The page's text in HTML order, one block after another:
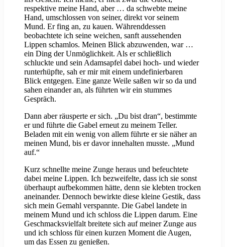
respektive meine Hand, aber … da schwebte meine
Hand, umschlossen von seiner, direkt vor seinem
Mund. Er fing an, zu kauen. Währenddessen
beobachtete ich seine weichen, sanft aussehenden
Lippen schamlos. Meinen Blick abzuwenden, war …
ein Ding der Unmöglichkeit. Als er schließlich
schluckte und sein Adamsapfel dabei hoch- und wieder
runterhüpfte, sah er mir mit einem undefinierbaren
Blick entgegen. Eine ganze Weile saßen wir so da und
sahen einander an, als führten wir ein stummes
Gespräch.
Dann aber räusperte er sich. „Du bist dran“, bestimmte
er und führte die Gabel erneut zu meinem Teller.
Beladen mit ein wenig von allem führte er sie näher an
meinen Mund, bis er davor innehalten musste. „Mund
auf.“
Kurz schnellte meine Zunge heraus und befeuchtete
dabei meine Lippen. Ich bezweifelte, dass ich sie sonst
überhaupt aufbekommen hätte, denn sie klebten trocken
aneinander. Dennoch bewirkte diese kleine Gestik, dass
sich mein Gemahl verspannte. Die Gabel landete in
meinem Mund und ich schloss die Lippen darum. Eine
Geschmacksvielfalt breitete sich auf meiner Zunge aus
und ich schloss für einen kurzen Moment die Augen,
um das Essen zu genießen.